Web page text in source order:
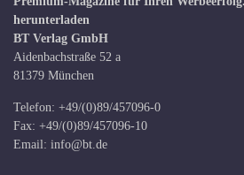
Premium-Magazine für Ihren Werbeerfolg.
herunterladen
BT Verlag GmbH
Aidenbachstraße 52 a
Telefon: +49/(0)89/457096-0
Fax: +49/(0)89/457096-10
info@bt.de